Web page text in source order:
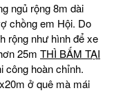
ngủ rộng 8m dài
chồng em Hội. Do
rộng như hình để xe
25m THÌ BẤM TẠI
công hoàn chỉnh.
ở quê mà mái